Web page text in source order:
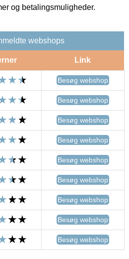
og betalingsmuligheder.
webshops
Link
Besøg webshop
Besøg webshop
Besøg webshop
Besøg webshop
Besøg webshop
Besøg webshop
Besøg webshop
Besøg webshop
Besøg webshop